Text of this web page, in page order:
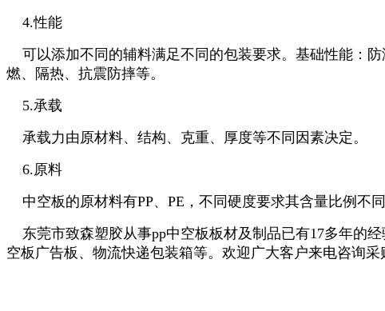
4.性能
可以添加不同的辅料满足不同的包装要求。基础性能：
燃、隔热、抗震防摔等。
5.承载
承载力由原材料、结构、克重、厚度等不同因素决定。
6.原料
中空板的原材料有PP、PE，不同硬度要求其含量比例不同
东莞市致森塑胶从事pp中空板板材及制品已有17多年的
空板广告板、物流快递包装箱等。欢迎广大客户来电咨询采